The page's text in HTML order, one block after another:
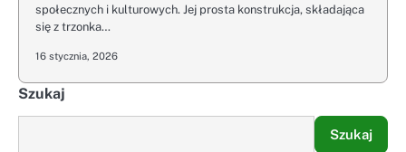
społecznych i kulturowych. Jej prosta konstrukcja, składająca
się z trzonka…
16 stycznia, 2026
Szukaj
Szukaj